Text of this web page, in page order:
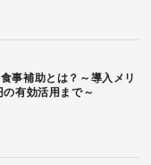
事補助とは？～導入メリ
有効活用まで～